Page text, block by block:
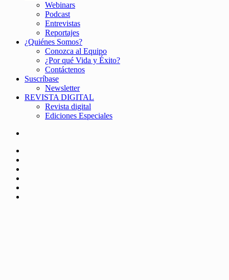
Webinars
Podcast
Entrevistas
Reportajes
¿Quiénes Somos?
Conozca al Equipo
¿Por qué Vida y Éxito?
Contáctenos
Suscríbase
Newsletter
REVISTA DIGITAL
Revista digital
Ediciones Especiales